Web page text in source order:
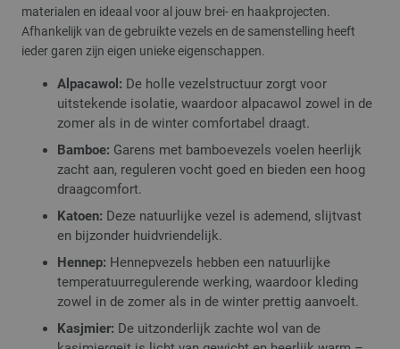
materialen en ideaal voor al jouw brei- en haakprojecten.
Afhankelijk van de gebruikte vezels en de samenstelling heeft
ieder garen zijn eigen unieke eigenschappen.
Alpacawol: De holle vezelstructuur zorgt voor
uitstekende isolatie, waardoor alpacawol zowel in de
zomer als in de winter comfortabel draagt.
Bamboe: Garens met bamboevezels voelen heerlijk
zacht aan, reguleren vocht goed en bieden een hoog
draagcomfort.
Katoen: Deze natuurlijke vezel is ademend, slijtvast
en bijzonder huidvriendelijk.
Hennep: Hennepvezels hebben een natuurlijke
temperatuurregulerende werking, waardoor kleding
zowel in de zomer als in de winter prettig aanvoelt.
Kasjmier: De uitzonderlijk zachte wol van de